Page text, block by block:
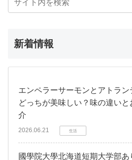
新着情報
エンペラーサーモンとアトラ
どっちが美味しい？味の違い
介
2026.06.21 生活
國學院大學北海道短期大学部